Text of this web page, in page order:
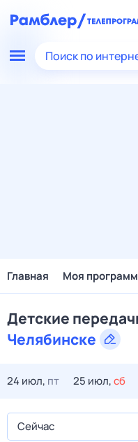
Поиск по
Главная Моя
Детские
Челябинске
24 июл, пт 25 июл,сб
Сейчас